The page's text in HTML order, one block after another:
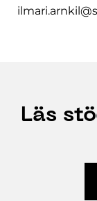
Läs